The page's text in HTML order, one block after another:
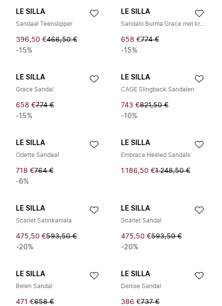
LE SILLA
Sandaal Teenslipper
396,50 €466,50 €
-15%
LE SILLA
Sandalo Burma Grace met kristallen
658 €774 €
-15%
LE SILLA
Grace Sandal
658 €774 €
-15%
LE SILLA
CAGE Slingback Sandalen
743 €821,50 €
-10%
LE SILLA
Odette Sandaal
718 €764 €
-6%
LE SILLA
Embrace Heeled Sandals
1.186,50 €1.248,50 €
LE SILLA
Scarlet Satinkamala
475,50 €593,50 €
-20%
LE SILLA
Scarlet Sandal
475,50 €593,50 €
-20%
LE SILLA
Belen Sandal
471 €658 €
LE SILLA
Denise Sandal
386 €737 €